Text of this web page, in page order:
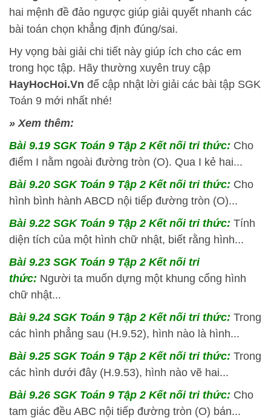
hai mệnh đề đảo ngược giúp giải quyết nhanh các
bài toán chọn khẳng định đúng/sai.
Hy vọng bài giải chi tiết này giúp ích cho các em
trong học tập. Hãy thường xuyên truy cập
HayHocHoi.Vn để cập nhật lời giải các bài tập SGK
Toán 9 mới nhất nhé!
» Xem thêm:
Bài 9.19 SGKToán 9 Tập 2 Kết nối tri thức: Cho
điểm I nằm ngoài đường tròn (O). Qua I kẻ hai...
Bài 9.20 SGKToán 9 Tập 2 Kết nối tri thức: Cho
hình bình hành ABCD nội tiếp đường tròn (O)...
Bài 9.22 SGKToán 9 Tập 2 Kết nối tri thức: Tính
diện tích của một hình chữ nhật, biết rằng hình...
Bài 9.23 SGKToán 9 Tập 2 Kết nối tri
thức: Người ta muốn dựng một khung cổng hình
chữ nhật...
Bài 9.24 SGKToán 9 Tập 2 Kết nối tri thức: Trong
các hình phẳng sau (H.9.52), hình nào là hình...
Bài 9.25 SGKToán 9 Tập 2 Kết nối tri thức: Trong
các hình dưới đây (H.9.53), hình nào vẽ hai...
Bài 9.26 SGKToán 9 Tập 2 Kết nối tri thức: Cho
tam giác đều ABC nội tiếp đường tròn (O) bán...